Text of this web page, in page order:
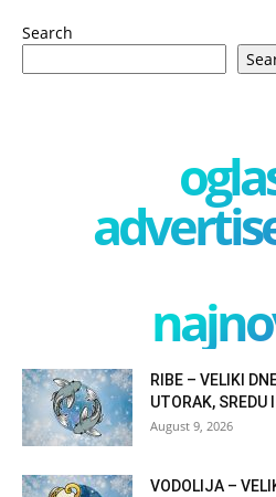
Search
RIBE – VELIKI
UTORAK, SREDU
August 9, 2026
VODOLIJA –